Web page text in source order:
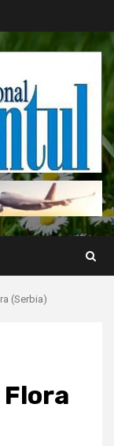
(Serbia)
Flora